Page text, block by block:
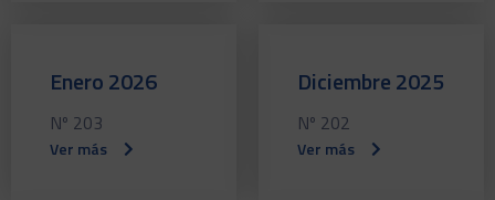
Enero 2026
Nº 203
Ver más
Diciembre 2025
Nº 202
Ver más